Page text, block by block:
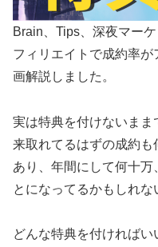
Brain、Tips、深夜マー
フィリエイトで成約率
画解説しました。
実は特典を付けないま
来取れてるはずの成約
あり、年間にして何十万
とになってるかもしれな
どんな特典を付ければ